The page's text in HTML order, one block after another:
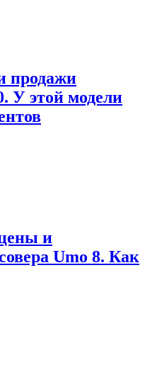
продажи
У этой модели
и
Umo 8. Как